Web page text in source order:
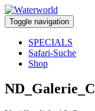
Toggle navigation
SPECIALS
Safari-Suche
Shop